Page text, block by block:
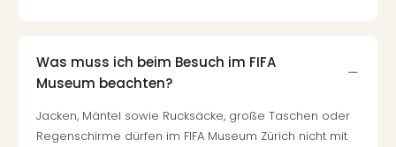
Was muss ich beim Besuch im FIFA
Museum beachten?
Jacken, Mäntel sowie Rucksäcke, große Taschen oder
Regenschirme dürfen im FIFA Museum Zürich nicht mit